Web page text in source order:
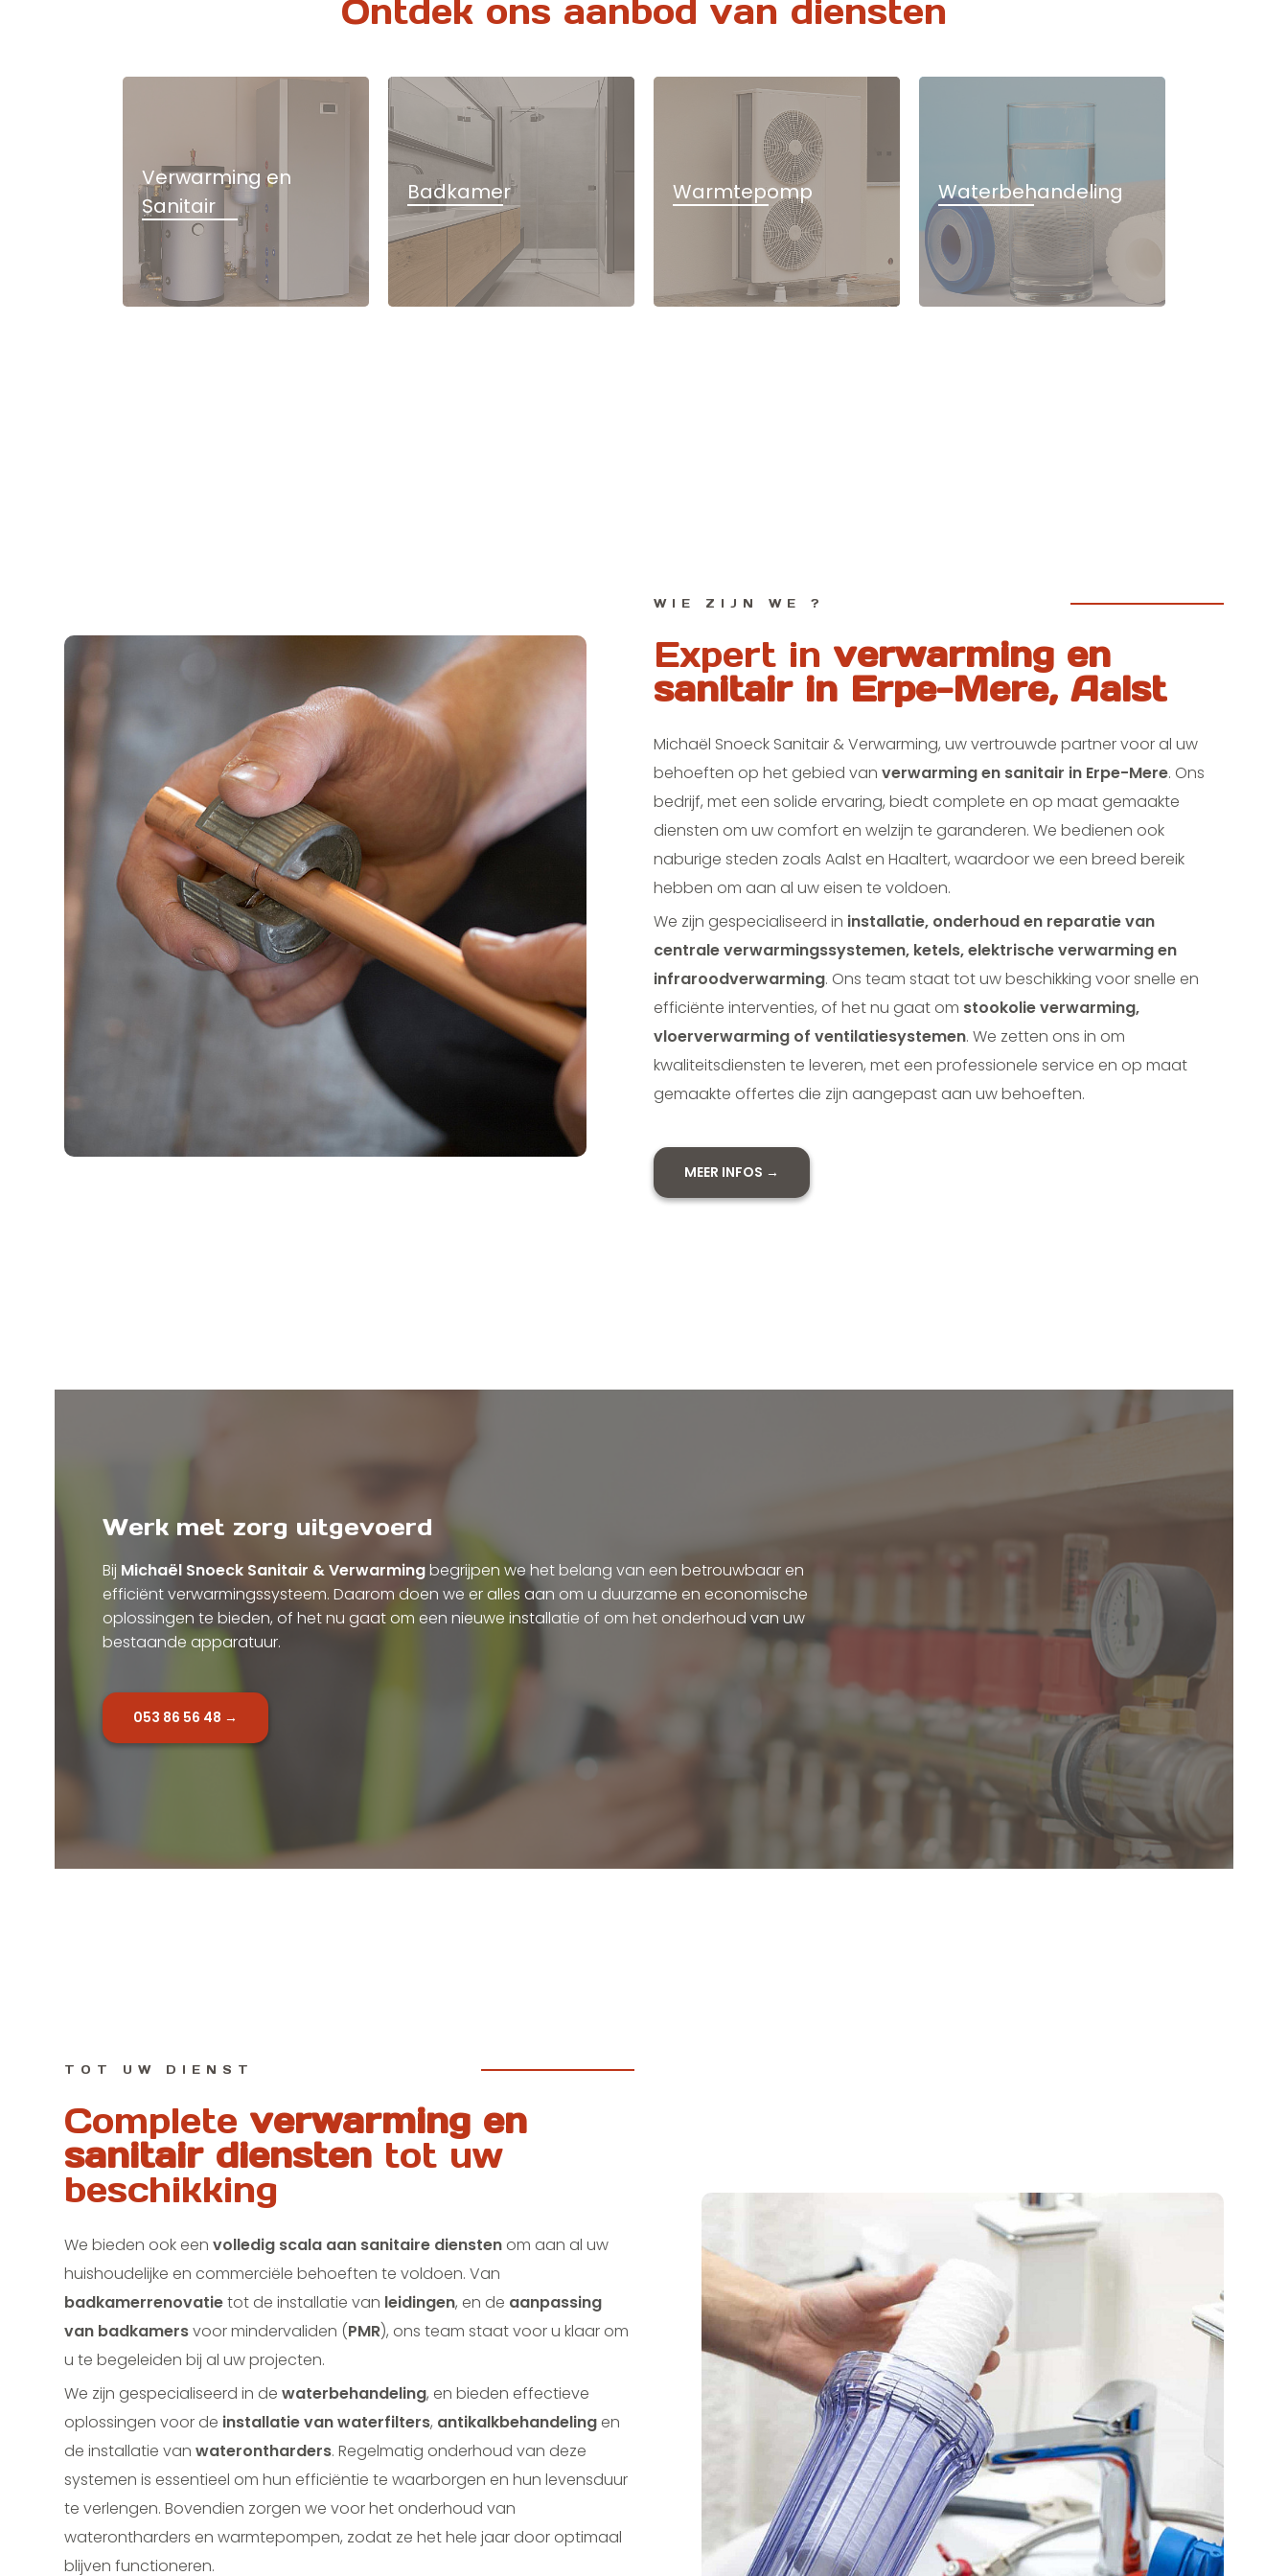
Ontdek ons aanbod van diensten
Verwarming en
Sanitair
Badkamer Warmtepomp Waterbehandeling
WIE ZIJN WE ?
Expert in verwarming en
sanitair in Erpe-Mere, Aalst
Michaël Snoeck Sanitair & Verwarming, uw vertrouwde partner voor al uw
behoeften op het gebied van verwarming en sanitair in Erpe-Mere. Ons
bedrijf, met een solide ervaring, biedt complete en op maat gemaakte
diensten om uw comfort en welzijn te garanderen. We bedienen ook
naburige steden zoals Aalst en Haaltert, waardoor we een breed bereik
hebben om aan al uw eisen te voldoen.
We zijn gespecialiseerd in installatie, onderhoud en reparatie van
centrale verwarmingssystemen, ketels, elektrische verwarming en
infraroodverwarming. Ons team staat tot uw beschikking voor snelle en
efficiënte interventies, of het nu gaat om stookolie verwarming,
vloerverwarming of ventilatiesystemen. We zetten ons in om
kwaliteitsdiensten te leveren, met een professionele service en op maat
gemaakte offertes die zijn aangepast aan uw behoeften.
MEER INFOS →
Werk met zorg uitgevoerd
Bij Michaël Snoeck Sanitair & Verwarmingbegrijpen we het belang van een betrouwbaar en
efficiënt verwarmingssysteem. Daarom doen we er alles aan om u duurzame en economische
oplossingen te bieden, of het nu gaat om een nieuwe installatie of om het onderhoud van uw
bestaande apparatuur.
053 86 56 48 →
TOT UW DIENST
Completeverwarming en
sanitair diensten tot uw
beschikking
We bieden ook eenvolledig scala aan sanitaire diensten om aan al uw
huishoudelijke en commerciële behoeften te voldoen. Van
badkamerrenovatietot de installatie van leidingen, en de aanpassing
van badkamersvoor mindervaliden (PMR), ons team staat voor u klaar om
u te begeleiden bij al uw projecten.
We zijn gespecialiseerd in dewaterbehandeling, en bieden effectieve
oplossingen voor de installatie van waterfilters, antikalkbehandeling en
de installatie vanwaterontharders. Regelmatig onderhoud van deze
systemen is essentieel om hun efficiëntie te waarborgen en hun levensduur
te verlengen. Bovendien zorgen we voor het onderhoud van
waterontharders en warmtepompen, zodat ze het hele jaar door optimaal
blijven functioneren.